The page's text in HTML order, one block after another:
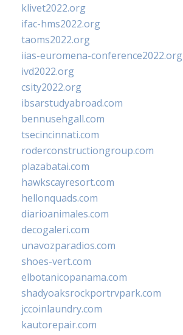
klivet2022.org
ifac-hms2022.org
taoms2022.org
iias-euromena-conference2022.org
ivd2022.org
csity2022.org
ibsarstudyabroad.com
bennusehgall.com
tsecincinnati.com
roderconstructiongroup.com
plazabatai.com
hawkscayresort.com
hellonquads.com
diarioanimales.com
decogaleri.com
unavozparadios.com
shoes-vert.com
elbotanicopanama.com
shadyoaksrockportrvpark.com
jccoinlaundry.com
kautorepair.com